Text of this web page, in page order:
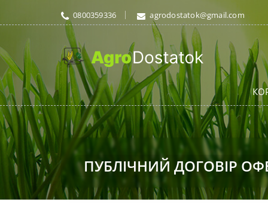
0800359336 agrodostatok@gmail.com
ПУБЛІЧНИЙ ДОГОВІР